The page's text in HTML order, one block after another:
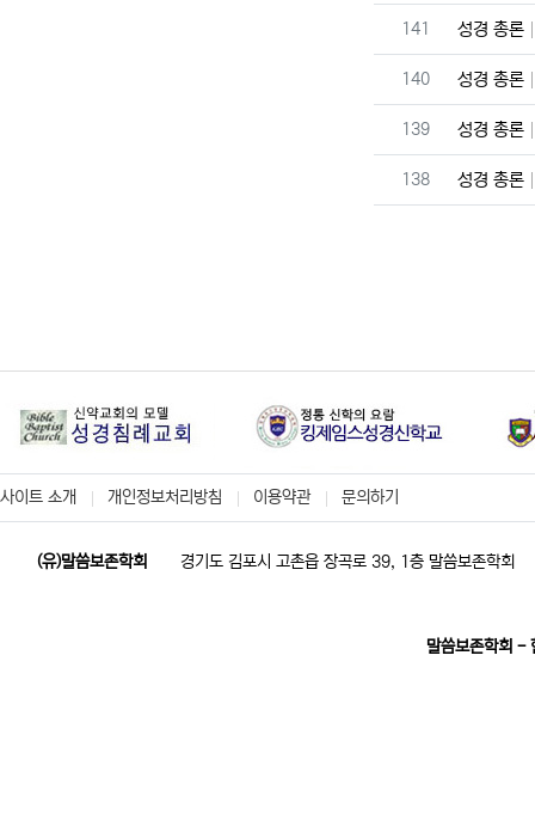
번호
141 성경 총론
번호
140 성경 총론
번호
139 성경 총론
번호
138 성경 총론
사이트 소개 개인정보처리방침 이용약관 문의하기
(유)말씀보존학회 경기도 김포시 고촌읍 장곡로 39, 1층 말씀보존학회
말씀보존학회 -